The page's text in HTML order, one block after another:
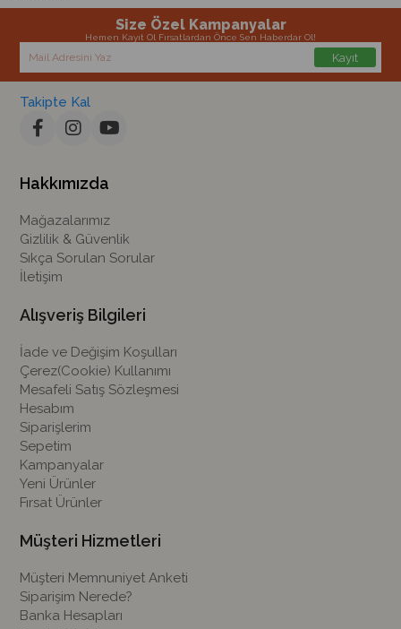
Size Özel Kampanyalar
Hemen Kayıt Ol Fırsatlardan Önce Sen Haberdar Ol!
Kayıt
Takipte Kal
Hakkımızda
Mağazalarımız
Gizlilik & Güvenlik
Sıkça Sorulan Sorular
İletişim
Alışveriş Bilgileri
İade ve Değişim Koşulları
Çerez(Cookie) Kullanımı
Mesafeli Satış Sözleşmesi
Hesabım
Siparişlerim
Sepetim
Kampanyalar
Yeni Ürünler
Fırsat Ürünler
Müşteri Hizmetleri
Müşteri Memnuniyet Anketi
Siparişim Nerede?
Banka Hesapları